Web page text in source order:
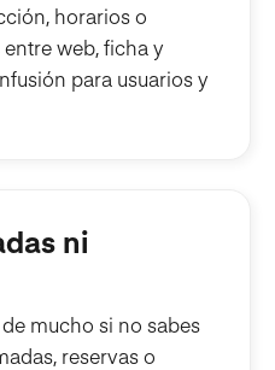
horarios o
web, ficha y
para usuarios y
ni
mucho si no sabes
reservas o